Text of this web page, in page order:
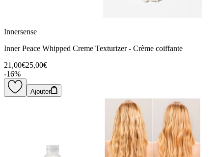
Innersense
Inner Peace Whipped Creme Texturizer - Crème coiffante
21,00€25,00€
-16%
Ajouter